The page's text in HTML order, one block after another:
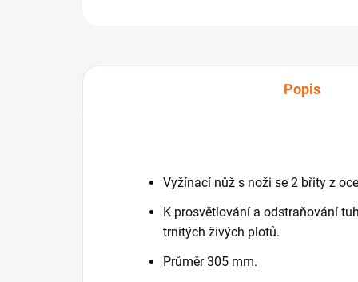
Popis
Vyžínací nůž s noži se 2 břity z
K prosvětlování a odstraňování
trnitých živých plotů.
Průměr 305 mm.